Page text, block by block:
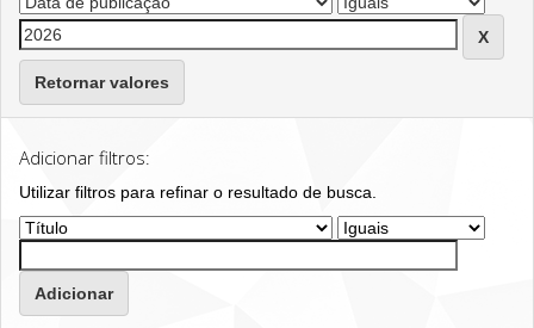
Retornar valores
Adicionar filtros:
Utilizar filtros para refinar o resultado de busca.